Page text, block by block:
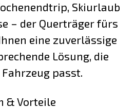
Skiurlaub
– der Querträger fürs
eine zuverlässige
Lösung, die
passt.
& Vorteile